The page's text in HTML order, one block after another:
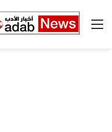
القائمة